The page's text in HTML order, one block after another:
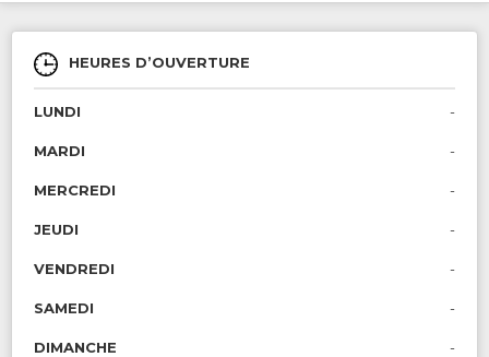
HEURES D’OUVERTURE
LUNDI -
MARDI -
MERCREDI -
JEUDI -
VENDREDI -
SAMEDI -
DIMANCHE -